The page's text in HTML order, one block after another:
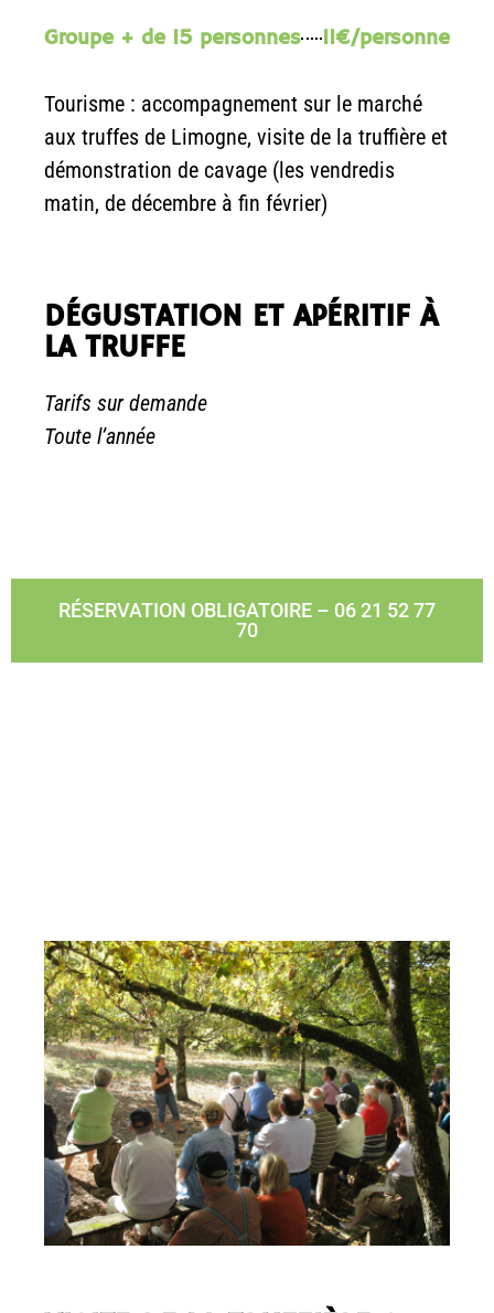
Groupe + de 15 personnes 11€/personne
Tourisme : accompagnement sur le marché
aux truffes de Limogne, visite de la truffière et
démonstration de cavage (les vendredis
matin, de décembre à fin février)
DÉGUSTATION ET APÉRITIF À
LA TRUFFE
Tarifs sur demande
Toute l’année
RÉSERVATION OBLIGATOIRE – 06 21 52 77
70